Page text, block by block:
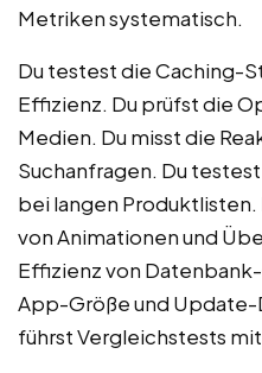
Metriken systematisch.
Du testest die Caching-
Effizienz. Du prüfst die
Medien. Du misst die
Suchanfragen. Du
bei langen
von Animationen und
Effizienz von
App-Größe und
führst Vergleichstests